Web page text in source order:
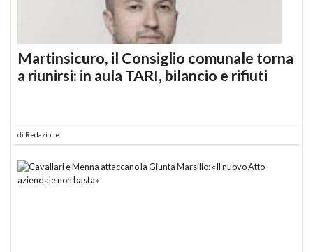
Martinsicuro, il Consiglio comunale torna
a riunirsi: in aula TARI, bilancio e rifiuti
di Redazione